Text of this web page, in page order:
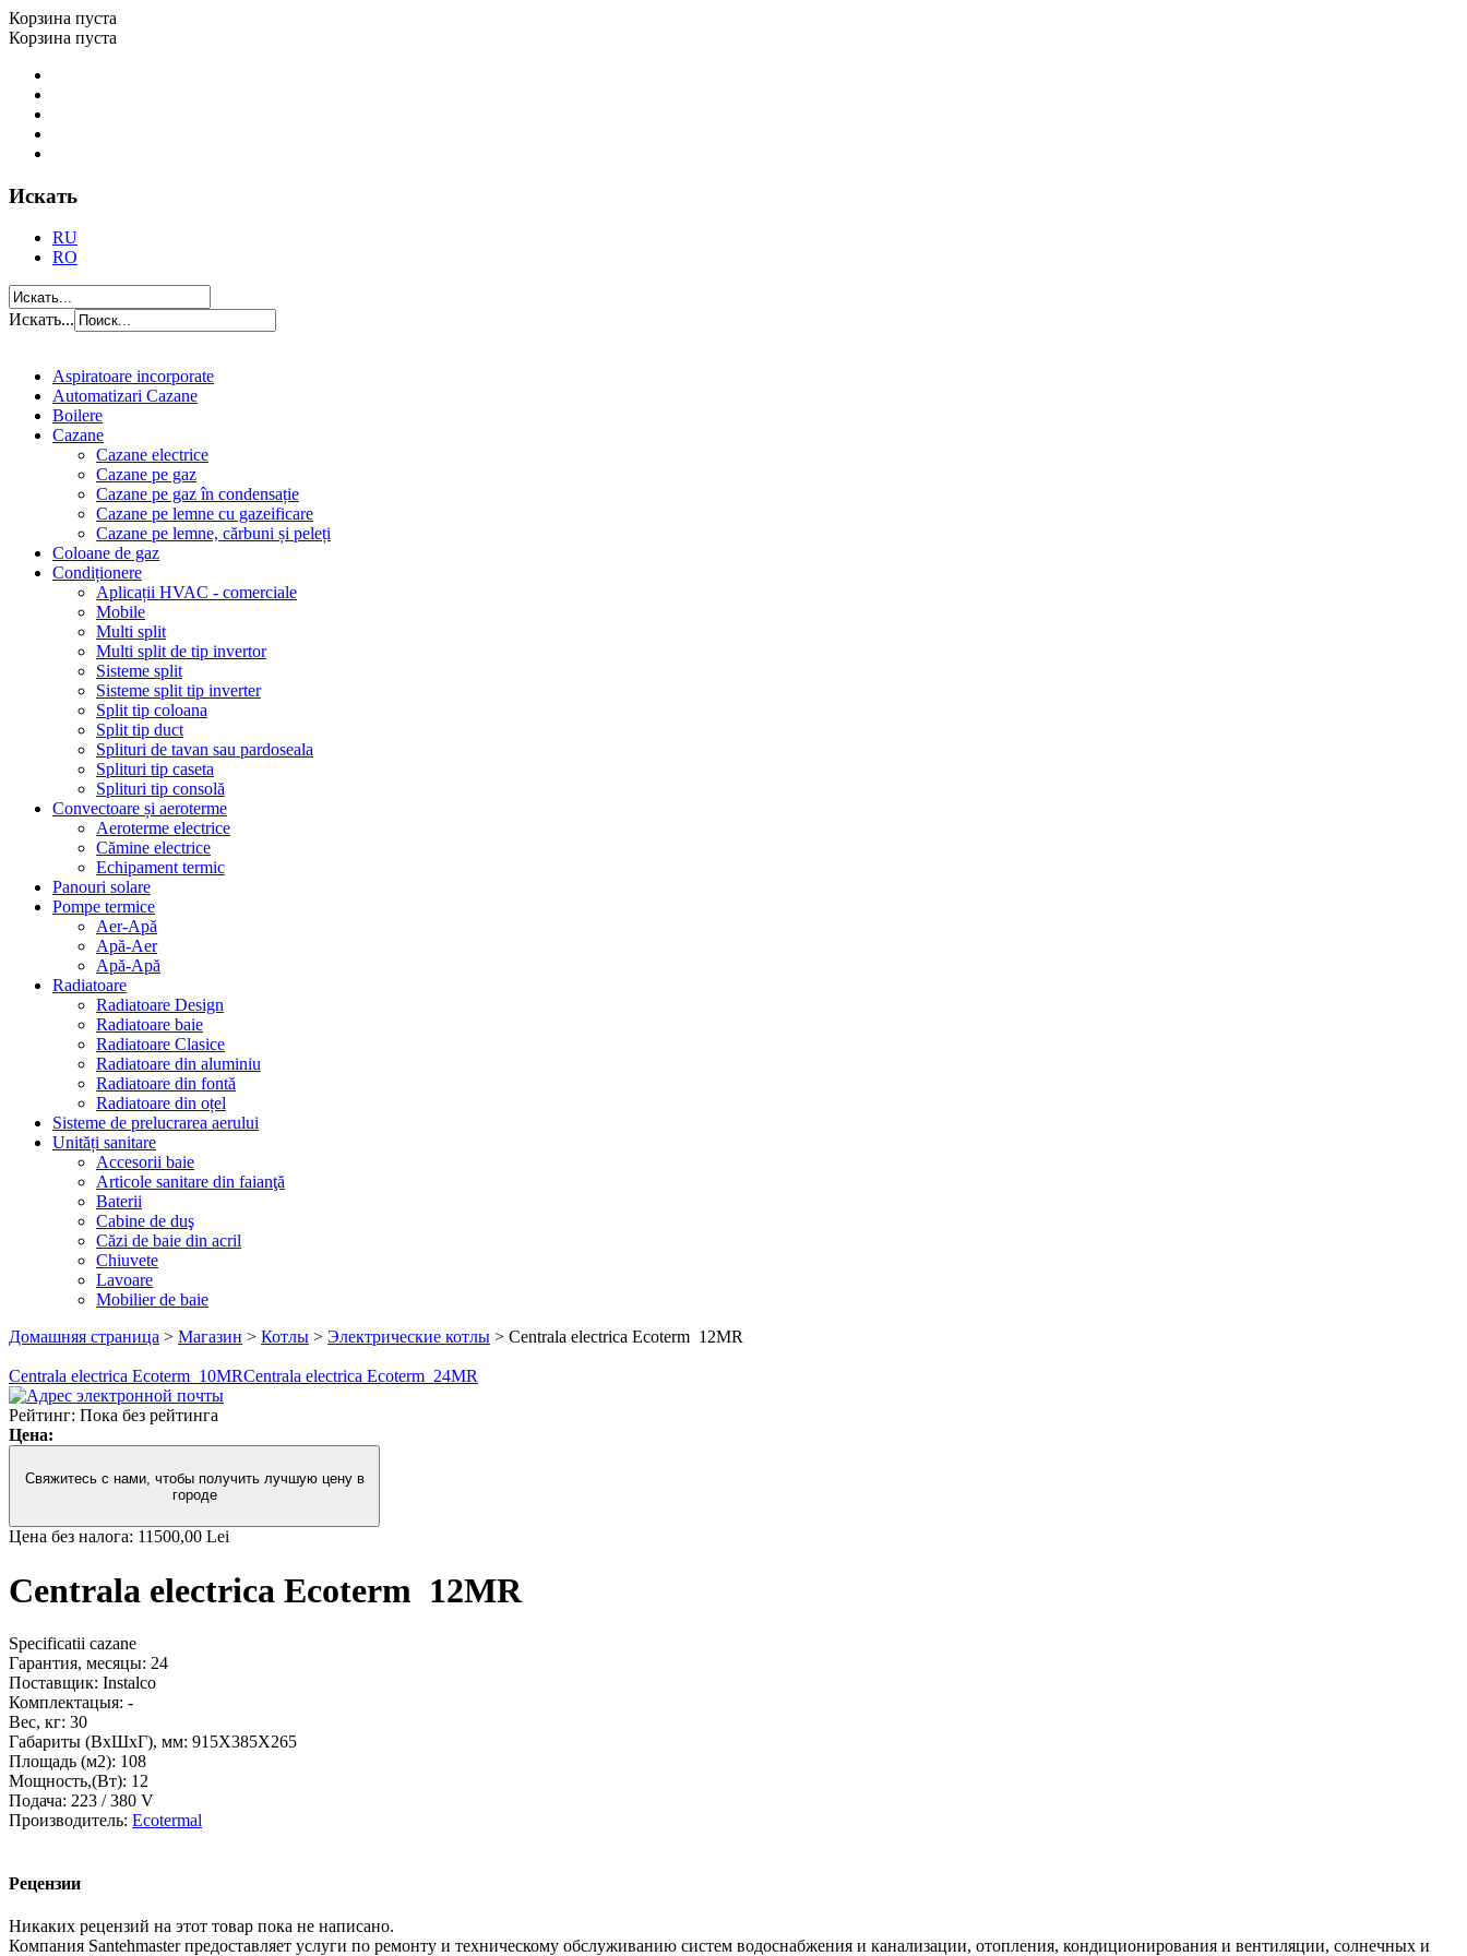
Корзина пуста
Корзина пуста
Искать
RU
RO
Искать...
Aspiratoare incorporate
Automatizari Cazane
Boilere
Cazane
Cazane electrice
Cazane pe gaz
Cazane pe gaz în condensație
Cazane pe lemne cu gazeificare
Cazane pe lemne, cărbuni și peleți
Coloane de gaz
Condiționere
Aplicații HVAC - comerciale
Mobile
Multi split
Multi split de tip invertor
Sisteme split
Sisteme split tip inverter
Split tip coloana
Split tip duct
Splituri de tavan sau pardoseala
Splituri tip caseta
Splituri tip consolă
Convectoare și aeroterme
Aeroterme electrice
Cămine electrice
Echipament termic
Panouri solare
Pompe termice
Aer-Apă
Apă-Aer
Apă-Apă
Radiatoare
Radiatoare Design
Radiatoare baie
Radiatoare Clasice
Radiatoare din aluminiu
Radiatoare din fontă
Radiatoare din oțel
Sisteme de prelucrarea aerului
Unități sanitare
Accesorii baie
Articole sanitare din faianţă
Baterii
Cabine de duş
Căzi de baie din acril
Chiuvete
Lavoare
Mobilier de baie
Домашняя страница > Магазин > Котлы > Электрические котлы > Centrala electrica Ecoterm 12MR
Centrala electrica Ecoterm 10MRCentrala electrica Ecoterm 24MR
Рейтинг: Пока без рейтинга
Цена:
Свяжитесь с нами, чтобы получить лучшую цену в
городе
Цена без налога: 11500,00 Lei
Centrala electrica Ecoterm 12MR
Specificatii cazane
Гарантия, месяцы: 24
Поставщик: Instalco
Комплектацыя: -
Вес, кг: 30
Габариты (ВxШxГ), мм: 915Х385Х265
Площадь (м2): 108
Мощность,(Вт): 12
Подача: 223 / 380 V
Производитель: Ecotermal
Рецензии
Никаких рецензий на этот товар пока не написано.
Компания Santehmaster предоставляет услуги по ремонту и техническому обслуживанию систем водоснабжения и канализации, отопления, кондиционирования и вентиляции, солнечных и